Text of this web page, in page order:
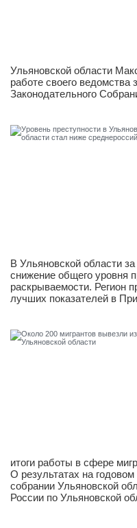
Ульяновской области
работе своего ведомства
Законодательного
В Ульяновской области
снижение общего уровня
раскрываемости. Регион
лучших показателей в
итоги работы в сфере
О результатах на
собрании Ульяновской
России по Ульяновской